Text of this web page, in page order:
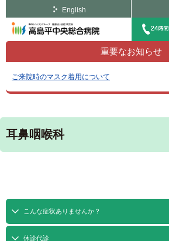
English
重要なお知らせ
ご来院時のマスク着用について
耳鼻咽喉科
こんな症状ありませんか？
休診代診